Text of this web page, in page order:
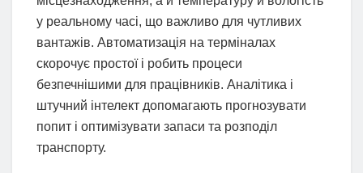
у реальному часі, що важливо для чутливих
вантажів. Автоматизація на терміналах
скорочує простої і робить процеси
безпечнішими для працівників. Аналітика і
штучний інтелект допомагають прогнозувати
попит і оптимізувати запаси та розподіл
транспорту.